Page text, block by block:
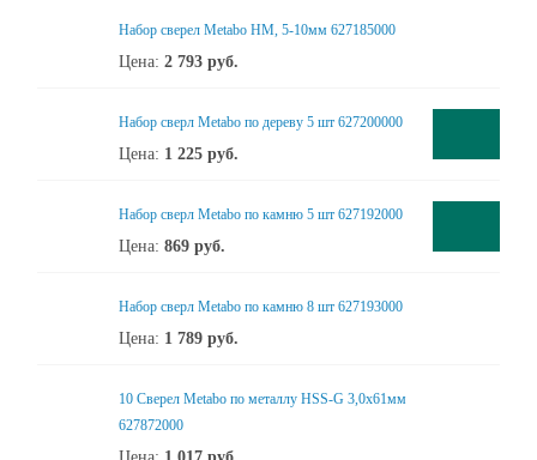
Набор сверел Metabo HM, 5-10мм 627185000
Цена: 2 793 руб.
Набор сверл Metabo по дереву 5 шт 627200000
Цена: 1 225 руб.
Набор сверл Metabo по камню 5 шт 627192000
Цена: 869 руб.
Набор сверл Metabo по камню 8 шт 627193000
Цена: 1 789 руб.
10 Сверел Metabo по металлу HSS-G 3,0x61мм
627872000